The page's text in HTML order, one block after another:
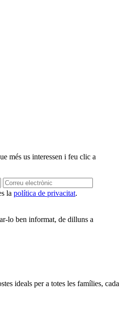
més us interessen i feu clic a
la política de privacitat.
lo ben informat, de dilluns a
ideals per a totes les famílies, cada